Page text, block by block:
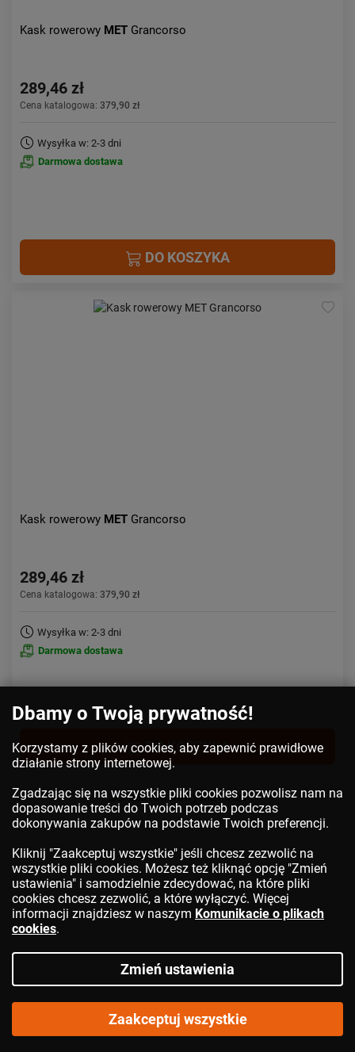
Kask rowerowy MET Grancorso
289,46 zł
Cena katalogowa: 379,90 zł
Wysyłka w: 2-3 dni
Darmowa dostawa
DO KOSZYKA
Kask rowerowy MET Grancorso
289,46 zł
Cena katalogowa: 379,90 zł
Wysyłka w: 2-3 dni
Darmowa dostawa
DO KOSZYKA
Dbamy o Twoją prywatność!
Korzystamy z plików cookies, aby zapewnić prawidłowe
działanie strony internetowej.
Zgadzając się na wszystkie pliki cookies pozwolisz nam na
dopasowanie treści do Twoich potrzeb podczas
dokonywania zakupów na podstawie Twoich preferencji.
Kliknij "Zaakceptuj wszystkie" jeśli chcesz zezwolić na
wszystkie pliki cookies. Możesz też kliknąć opcję "Zmień
ustawienia" i samodzielnie zdecydować, na które pliki
cookies chcesz zezwolić, a które wyłączyć. Więcej
informacji znajdziesz w naszym Komunikacie o plikach
cookies.
Zmień ustawienia
Zaakceptuj wszystkie